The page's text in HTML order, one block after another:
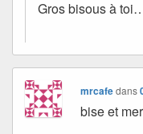
Gros bisous à
mrcafedans
bise et